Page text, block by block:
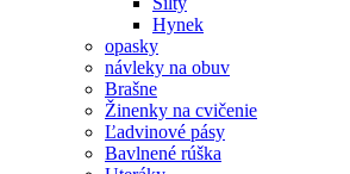
Hynek
opasky
návleky na obuv
Brašne
Žinenky na cvičenie
Ľadvinové pásy
Bavlnené rúška